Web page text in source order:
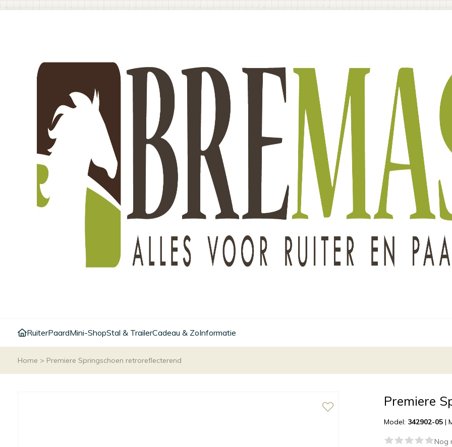
RuiterPaardMini-ShopStal & TrailerCadeau & ZoInformatie
Home > Premiere Springschoen retroreflecterend
Premiere
Model: 342902-05 |
Nog